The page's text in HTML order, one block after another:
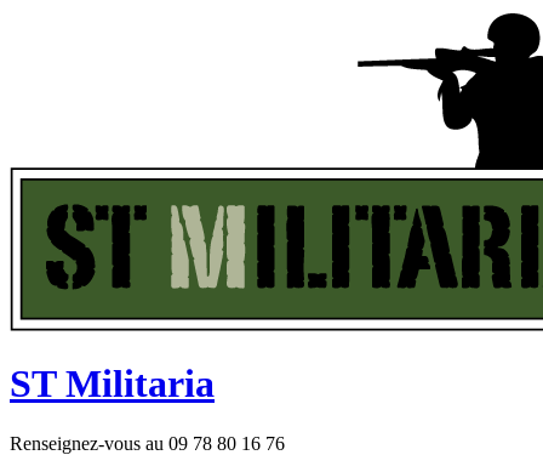
STMilitaria
Renseignez-vous au 09 78 80 16 76